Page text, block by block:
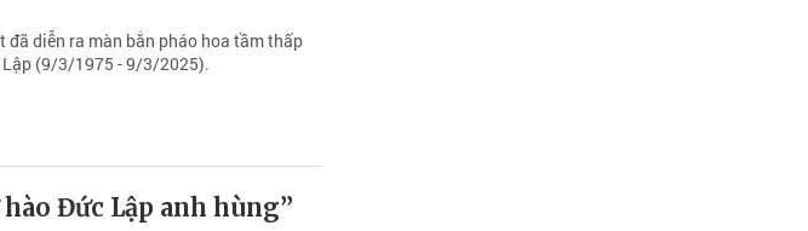
diễn ra màn bắn pháo hoa tầm thấp
Lập (9/3/1975 - 9/3/2025).
Đức Lập anh hùng”